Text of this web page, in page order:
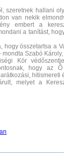
szeretnek hallani
van nekik
embert a
a tanítást,
hogy összetartsa a
Szabó
Kör
hogy az Ő
hitismereti
melyet a